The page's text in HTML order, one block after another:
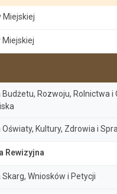
Miejskiej
Miejskiej
Budżetu, Rozwoju, Rolnictwa i
Oświaty, Kultury, Zdrowia i
Rewizyjna
Skarg, Wniosków i Petycji